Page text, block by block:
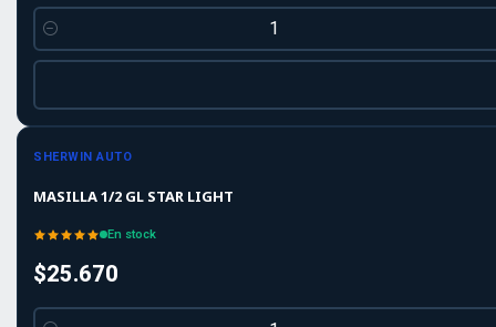
Cantidad
SHERWIN AUTO
MASILLA 1/2 GL STAR LIGHT
En stock
$25.670